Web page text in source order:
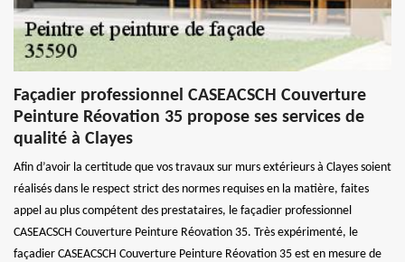
Façadier professionnel CASEACSCH Couverture
Peinture Réovation 35 propose ses services de
qualité à Clayes
Afin d’avoir la certitude que vos travaux sur murs extérieurs à Clayes soient
réalisés dans le respect strict des normes requises en la matière, faites
appel au plus compétent des prestataires, le façadier professionnel
CASEACSCH Couverture Peinture Réovation 35. Très expérimenté, le
façadier CASEACSCH Couverture Peinture Réovation 35 est en mesure de